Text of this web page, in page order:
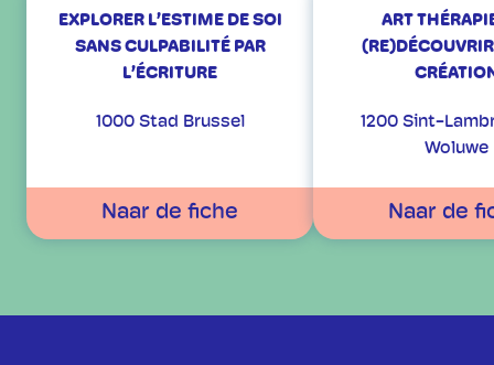
EXPLORER L’ESTIME DE SOI
SANS CULPABILITÉ PAR
L’ÉCRITURE
1000 Stad Brussel
Naar de fiche
ART
1200 Sint-
Woluwe
Naar de